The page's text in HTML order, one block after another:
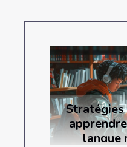
Stratégies
langue